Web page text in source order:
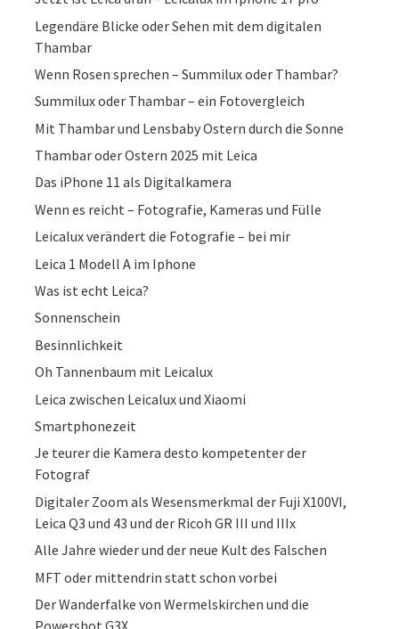
Legendäre Blicke oder Sehen mit dem digitalen
Thambar
Wenn Rosen sprechen – Summilux oder Thambar?
Summilux oder Thambar – ein Fotovergleich
Mit Thambar und Lensbaby Ostern durch die Sonne
Thambar oder Ostern 2025 mit Leica
Das iPhone 11 als Digitalkamera
Wenn es reicht – Fotografie, Kameras und Fülle
Leicalux verändert die Fotografie – bei mir
Leica 1 Modell A im Iphone
Was ist echt Leica?
Sonnenschein
Besinnlichkeit
Oh Tannenbaum mit Leicalux
Leica zwischen Leicalux und Xiaomi
Smartphonezeit
Je teurer die Kamera desto kompetenter der
Fotograf
Digitaler Zoom als Wesensmerkmal der Fuji X100VI,
Leica Q3 und 43 und der Ricoh GR III und IIIx
Alle Jahre wieder und der neue Kult des Falschen
MFT oder mittendrin statt schon vorbei
Der Wanderfalke von Wermelskirchen und die
Powershot G3X